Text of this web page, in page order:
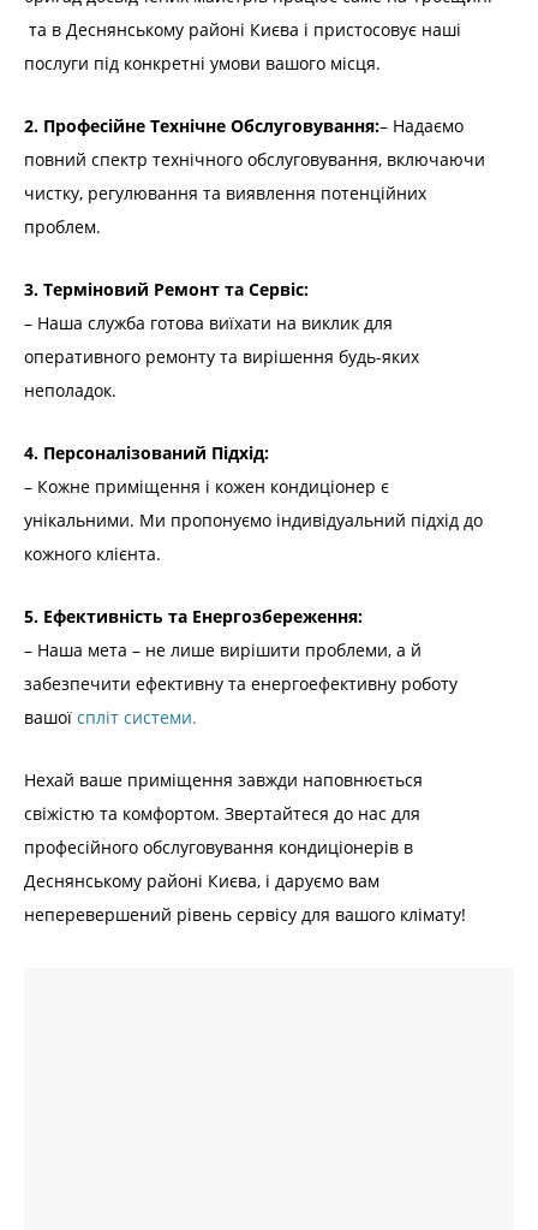
та в Деснянському районі Києва і пристосовує наші
послуги під конкретні умови вашого місця.
2. Професійне Технічне Обслуговування:– Надаємо
повний спектр технічного обслуговування, включаючи
чистку, регулювання та виявлення потенційних
проблем.
3. Терміновий Ремонт та Сервіс:
– Наша служба готова виїхати на виклик для
оперативного ремонту та вирішення будь-яких
неполадок.
4. Персоналізований Підхід:
– Кожне приміщення і кожен кондиціонер є
унікальними. Ми пропонуємо індивідуальний підхід до
кожного клієнта.
5. Ефективність та Енергозбереження:
– Наша мета – не лише вирішити проблеми, а й
забезпечити ефективну та енергоефективну роботу
вашої спліт системи.
Нехай ваше приміщення завжди наповнюється
свіжістю та комфортом. Звертайтеся до нас для
професійного обслуговування кондиціонерів в
Деснянському районі Києва, і даруємо вам
неперевершений рівень сервісу для вашого клімату!